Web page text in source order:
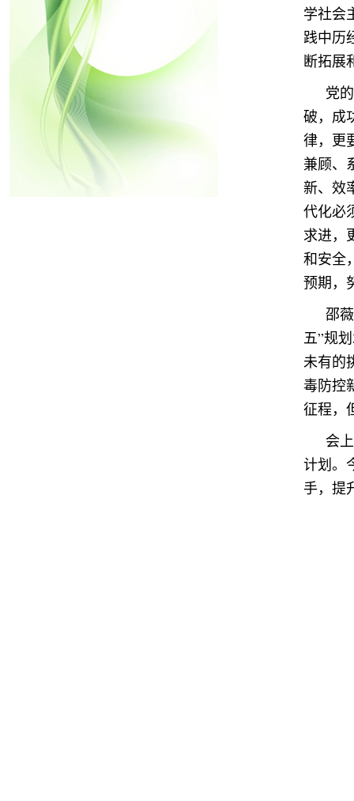
学社会
践中历
断拓展
党
破，成
律，更
兼顾、
新、效
代化必
求进，
和安全
预期，
邵
五”规
未有的
毒防控
征程，
会
计划。
手，提